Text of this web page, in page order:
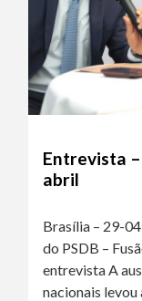
Entrevista –
abril
Brasília – 29-
do PSDB –
entrevista A
nacionais levou